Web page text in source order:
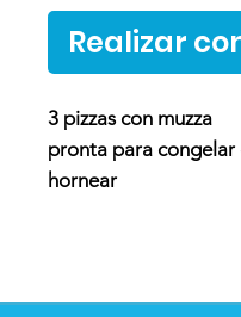
Realizar
3 pizzas con muzza
pronta para congelar
hornear